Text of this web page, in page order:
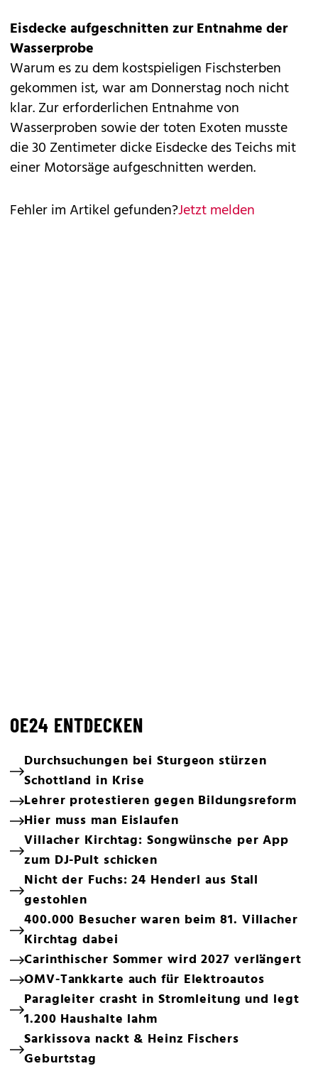
Eisdecke aufgeschnitten zur Entnahme der
Wasserprobe
Warum es zu dem kostspieligen Fischsterben
gekommen ist, war am Donnerstag noch nicht
klar. Zur erforderlichen Entnahme von
Wasserproben sowie der toten Exoten musste
die 30 Zentimeter dicke Eisdecke des Teichs mit
einer Motorsäge aufgeschnitten werden.
Fehler im Artikel gefunden?Jetzt melden
OE24 ENTDECKEN
Durchsuchungen bei Sturgeon stürzen
Schottland in Krise
Lehrer protestieren gegen Bildungsreform
Hier muss man Eislaufen
Villacher Kirchtag: Songwünsche per App
zum DJ-Pult schicken
Nicht der Fuchs: 24 Henderl aus Stall
gestohlen
400.000 Besucher waren beim 81. Villacher
Kirchtag dabei
Carinthischer Sommer wird 2027 verlängert
OMV-Tankkarte auch für Elektroautos
Paragleiter crasht in Stromleitung und legt
1.200 Haushalte lahm
Sarkissova nackt & Heinz Fischers
Geburtstag